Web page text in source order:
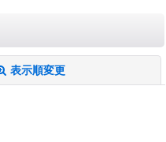
表示順変更